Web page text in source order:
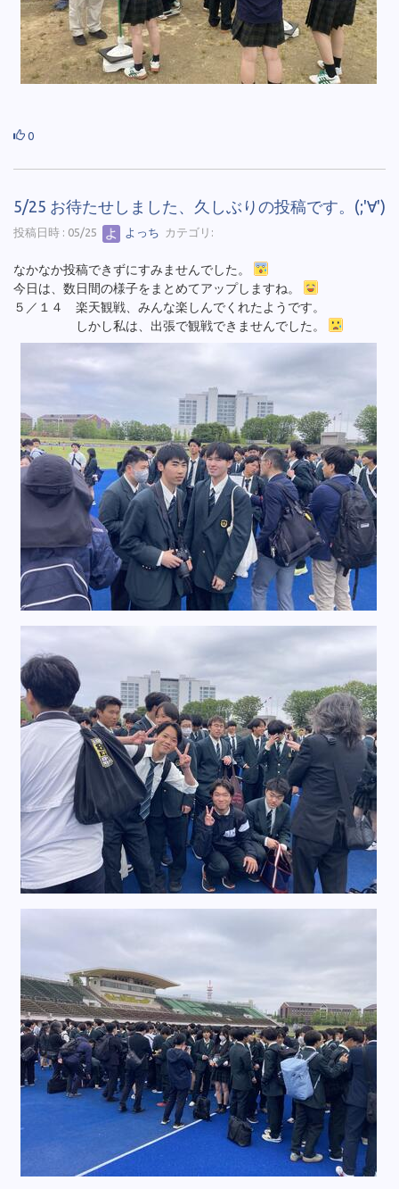
0
5/25 お待たせしました、久しぶりの投稿です。(;'∀')
投稿日時 : 05/25 よっち カテゴリ:
なかなか投稿できずにすみませんでした。
今日は、数日間の様子をまとめてアップしますね。
５／１４ 楽天観戦、みんな楽しんでくれたようです。
しかし私は、出張で観戦できませんでした。